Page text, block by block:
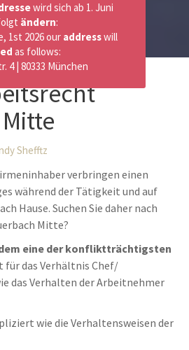
Shefftz
verbringen einen
während der Tätigkeit und auf
Hause. Suchen Sie daher nach
Mitte?
eine der konfliktträchtigsten
für das Verhältnis Chef/
das Verhalten der Arbeitnehmer
wie die Verhaltensweisen der
wird sich ab 1. Juni
ändern:
1st 2026 our addresswill
as follows:
4 | 80333 München